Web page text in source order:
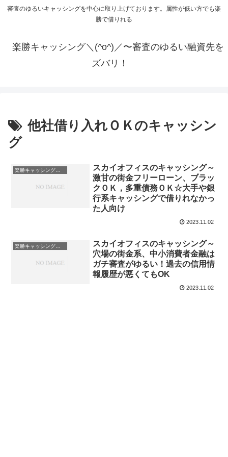
審査のゆるいキャッシングを中心に取り上げております。属性が低い方でも楽
勝で借りれる
楽勝キャッシング＼(^o^)／〜審査のゆるい融資先を
ズバリ！
他社借り入れＯＫのキャッシン
グ
スカイオフィスのキャッシング～
激甘の街金フリーローン、ブラッ
クＯＫ，多重債務ＯＫ☆大手や銀
行系キャッシングで借りれなかっ
た人向け
2023.11.02
スカイオフィスのキャッシング～
穴場の街金系、中小消費者金融は
ガチ審査がゆるい！過去の信用情
報履歴が悪くてもOK
2023.11.02